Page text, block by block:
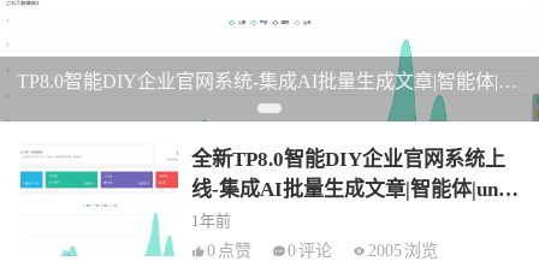
TP8.0智能DIY企业官网系统-集成AI批量生成文章|智能体|uniapp|前后完全分离
全新TP8.0智能DIY企业官网系统上
线-集成AI批量生成文章|智能体|unia
pp|前后完全分离
1年前
0 点赞 0评论 2005 浏览